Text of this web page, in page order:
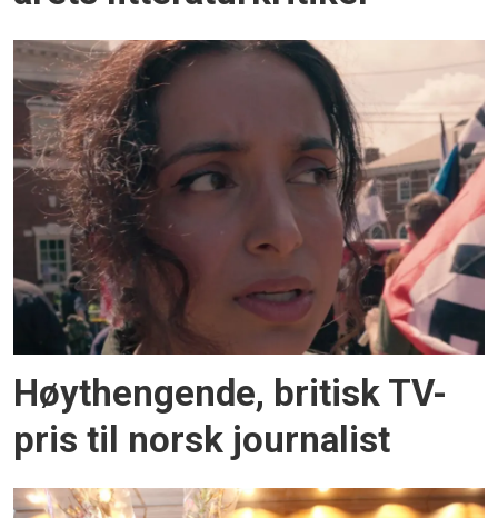
Høythengende, britisk TV-
pris til norsk journalist